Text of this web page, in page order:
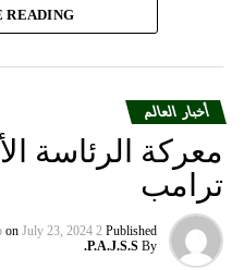
موقعها الإلكتروني خلال عطلة
والمدن الأوروبية التي تقدم
خدماتها إلى أجل غير مسمى.
وتوقفت شركات الطيران الثلاث
READING
أخبار العالم
معركة الرئاسة
ترامب
Published
2 years ago
on July 23, 2024
By
P.A.J.S.S.